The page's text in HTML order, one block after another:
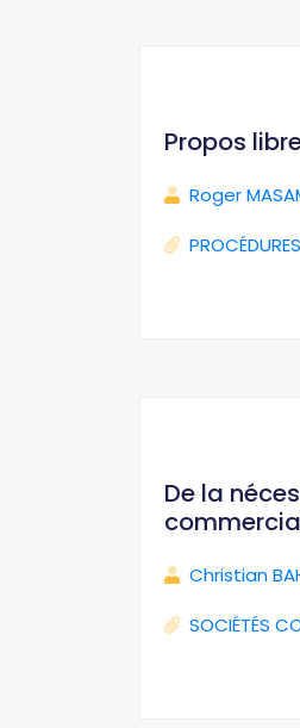
Propos
Roger
De la
Christian
SOCIÉTÉS